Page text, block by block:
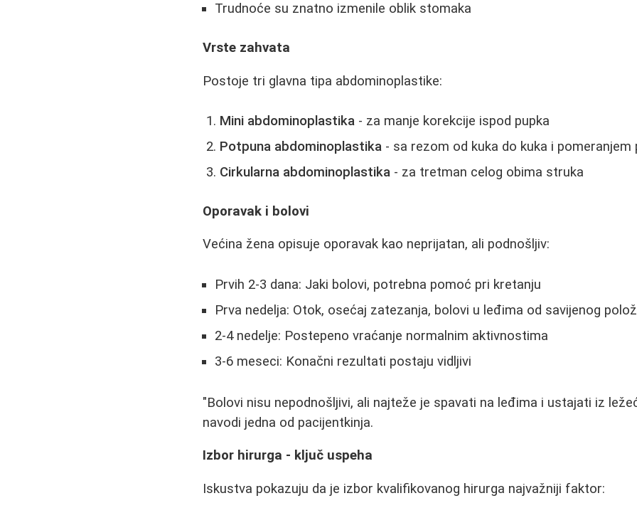
Trudnoće su znatno izmenile oblik stomaka
Vrste zahvata
Postoje tri glavna tipa abdominoplastike:
Mini abdominoplastika - za manje korekcije ispod pupka
Potpuna abdominoplastika - sa rezom od kuka do kuka i pomeranjem
Cirkularna abdominoplastika - za tretman celog obima struka
Oporavak i bolovi
Većina žena opisuje oporavak kao neprijatan, ali podnošljiv:
Prvih 2-3 dana: Jaki bolovi, potrebna pomoć pri kretanju
Prva nedelja: Otok, osećaj zatezanja, bolovi u leđima od savijenog
2-4 nedelje: Postepeno vraćanje normalnim aktivnostima
3-6 meseci: Konačni rezultati postaju vidljivi
"Bolovi nisu nepodnošljivi, ali najteže je spavati na leđima i ustajati iz
navodi jedna od pacijentkinja.
Izbor hirurga - ključ uspeha
Iskustva pokazuju da je izbor kvalifikovanog hirurga najvažniji faktor: